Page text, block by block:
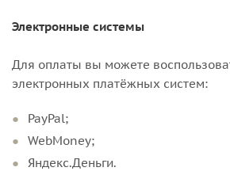
Электронные системы
Для оплаты вы можете
электронных платёжных систем:
PayPal;
WebMoney;
Яндекс.Деньги.